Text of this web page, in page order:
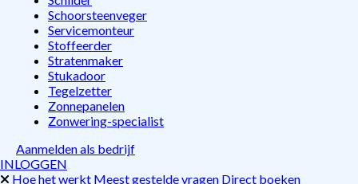
Schoorsteenveger
Servicemonteur
Stoffeerder
Stratenmaker
Stukadoor
Tegelzetter
Zonnepanelen
Zonwering-specialist
Aanmelden als bedrijf
INLOGGEN
Hoe het werkt Meest gestelde vragen Direct boeken